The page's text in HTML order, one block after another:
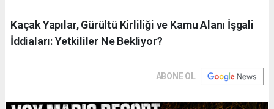
Kaçak Yapılar, Gürültü Kirliliği ve Kamu Alanı İşgali
İddiaları: Yetkililer Ne Bekliyor?
ABONE OL